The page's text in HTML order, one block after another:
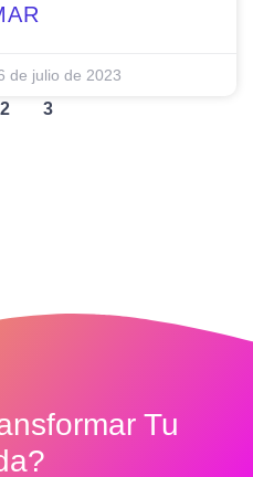
de julio de 2023
2 3
Tu